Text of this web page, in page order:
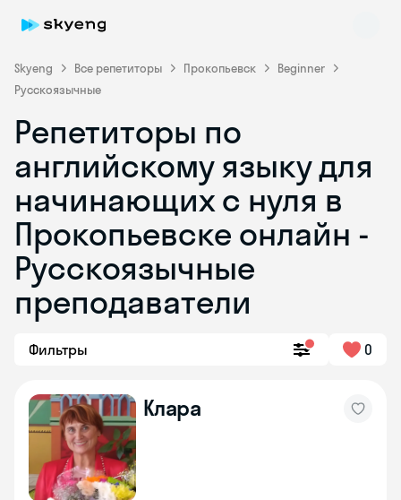
Skyeng Все репетиторы Прокопьевск
Beginner
Русскоязычные
Репетиторы по
английскому языку для
начинающих с нуля в
Прокопьевске онлайн -
Русскоязычные
преподаватели
Фильтры 0
Клара
Skyeng Chat